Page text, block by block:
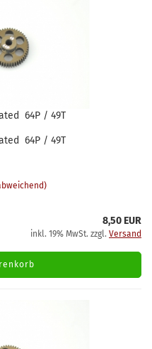
64P / 49T
64P / 49T
8,50 EUR
inkl. 19% MwSt. zzgl. Versand